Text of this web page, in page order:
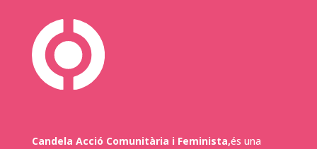
Candela Acció Comunitària i Feminista,és una